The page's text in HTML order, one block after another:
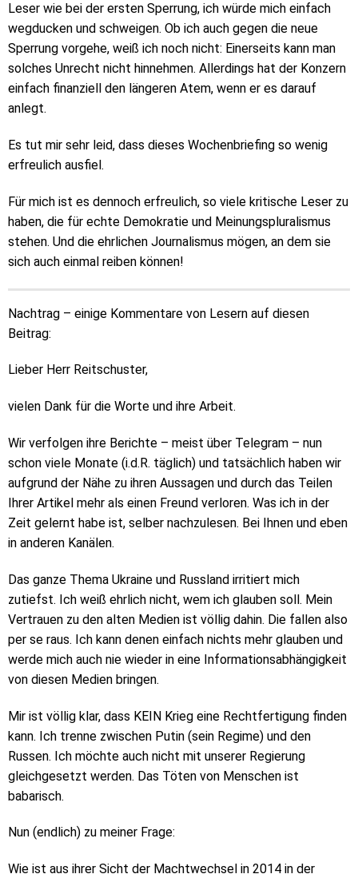
Leser wie bei der ersten Sperrung, ich würde mich einfach
wegducken und schweigen. Ob ich auch gegen die neue
Sperrung vorgehe, weiß ich noch nicht: Einerseits kann man
solches Unrecht nicht hinnehmen. Allerdings hat der Konzern
einfach finanziell den längeren Atem, wenn er es darauf
anlegt.
Es tut mir sehr leid, dass dieses Wochenbriefing so wenig
erfreulich ausfiel.
Für mich ist es dennoch erfreulich, so viele kritische Leser zu
haben, die für echte Demokratie und Meinungspluralismus
stehen. Und die ehrlichen Journalismus mögen, an dem sie
sich auch einmal reiben können!
Nachtrag – einige Kommentare von Lesern auf diesen
Beitrag:
Lieber Herr Reitschuster,
vielen Dank für die Worte und ihre Arbeit.
Wir verfolgen ihre Berichte – meist über Telegram – nun
schon viele Monate (i.d.R. täglich) und tatsächlich haben wir
aufgrund der Nähe zu ihren Aussagen und durch das Teilen
Ihrer Artikel mehr als einen Freund verloren. Was ich in der
Zeit gelernt habe ist, selber nachzulesen. Bei Ihnen und eben
in anderen Kanälen.
Das ganze Thema Ukraine und Russland irritiert mich
zutiefst. Ich weiß ehrlich nicht, wem ich glauben soll. Mein
Vertrauen zu den alten Medien ist völlig dahin. Die fallen also
per se raus. Ich kann denen einfach nichts mehr glauben und
werde mich auch nie wieder in eine Informationsabhängigkeit
von diesen Medien bringen.
Mir ist völlig klar, dass KEIN Krieg eine Rechtfertigung finden
kann. Ich trenne zwischen Putin (sein Regime) und den
Russen. Ich möchte auch nicht mit unserer Regierung
gleichgesetzt werden. Das Töten von Menschen ist
babarisch.
Nun (endlich) zu meiner Frage:
Wie ist aus ihrer Sicht der Machtwechsel in 2014 in der